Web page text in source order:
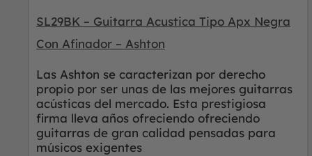
SL29BK – Guitarra Acustica Tipo Apx Negra
Con Afinador – Ashton
Las Ashton se caracterizan por derecho
propio por ser unas de las mejores guitarras
acústicas del mercado. Esta prestigiosa
firma lleva años ofreciendo ofreciendo
guitarras de gran calidad pensadas para
músicos exigentes